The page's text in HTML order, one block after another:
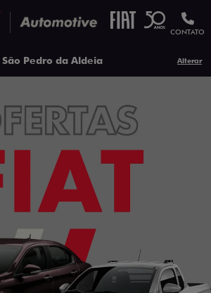
CONTATO
Pedro da Aldeia Alterar